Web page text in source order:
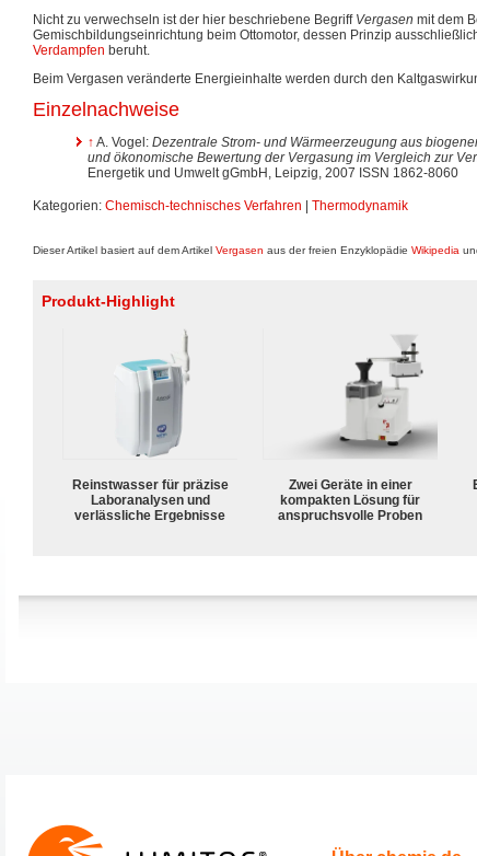
Nicht zu verwechseln ist der hier beschriebene Begriff Vergasen mit dem
Gemischbildungseinrichtung beim Ottomotor, dessen Prinzip
Verdampfen beruht.
Beim Vergasen veränderte Energieinhalte werden durch den
Einzelnachweise
↑ A. Vogel: Dezentrale Strom- und Wärmeerzeugung aus
und ökonomische Bewertung der Vergasung im Vergleich zur
Energetik und Umwelt gGmbH, Leipzig, 2007 ISSN 1862-8060
Kategorien: Chemisch-technisches Verfahren Thermodynamik
Dieser Artikel basiert auf dem Artikel Vergasen aus der freien Enzyklopädie Wikipedia
Produkt-Highlight
Reinstwasser für präzise
Laboranalysen und
verlässliche Ergebnisse
Zwei Geräte in einer
kompakten Lösung für
anspruchsvolle Proben